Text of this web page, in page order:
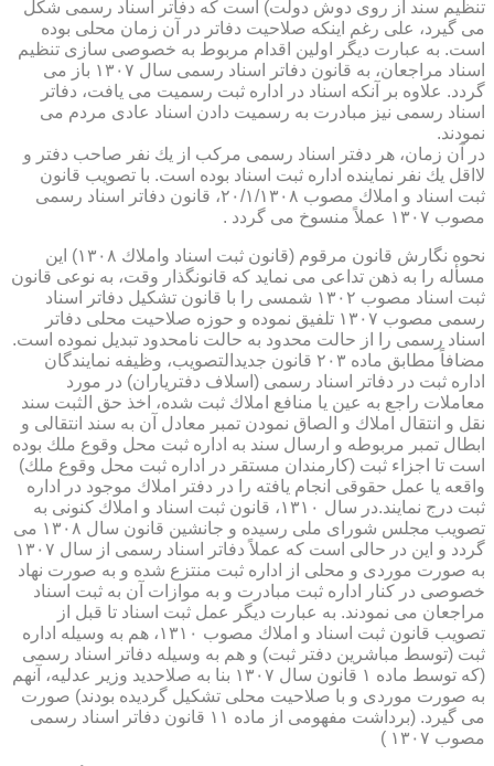
تنظیم سند از روی دوش دولت) است كه دفاتر اسناد رسمی شكل
می گیرد، علی رغم اینكه صلاحیت دفاتر در آن زمان محلی بوده
است. به عبارت دیگر اولین اقدام مربوط به خصوصی سازی تنظیم
اسناد مراجعان، به قانون دفاتر اسناد رسمی سال ۱۳۰۷ باز می
گردد. علاوه بر آنكه اسناد در اداره ثبت رسمیت می یافت، دفاتر
اسناد رسمی نیز مبادرت به رسمیت دادن اسناد عادی مردم می
نمودند.
در آن زمان، هر دفتر اسناد رسمی مركب از یك نفر صاحب دفتر و
لااقل یك نفر نماینده اداره ثبت اسناد بوده است. با تصویب قانون
ثبت اسناد و املاك مصوب ۲۰/۱/۱۳۰۸، قانون دفاتر اسناد رسمی
مصوب ۱۳۰۷ عملاً منسوخ می گردد .
نحوه نگارش قانون مرقوم (قانون ثبت اسناد واملاك ۱۳۰۸) این
مسأله را به ذهن تداعی می نماید كه قانونگذار وقت، به نوعی قانون
ثبت اسناد مصوب ۱۳۰۲ شمسی را با قانون تشكیل دفاتر اسناد
رسمی مصوب ۱۳۰۷ تلفیق نموده و حوزه صلاحیت محلی دفاتر
اسناد رسمی را از حالت محدود به حالت نامحدود تبدیل نموده است.
مضافاً مطابق ماده ۲۰۳ قانون جدیدالتصویب، وظیفه نمایندگان
اداره ثبت در دفاتر اسناد رسمی (اسلاف دفتریاران) در مورد
معاملات راجع به عین یا منافع املاك ثبت شده، اخذ حق الثبت سند
نقل و انتقال املاك و الصاق نمودن تمبر معادل آن به سند انتقالی و
ابطال تمبر مربوطه و ارسال سند به اداره ثبت محل وقوع ملك بوده
است تا اجزاء ثبت (كارمندان مستقر در اداره ثبت محل وقوع ملك)
واقعه یا عمل حقوقی انجام یافته را در دفتر املاك موجود در اداره
ثبت درج نمایند.در سال ۱۳۱۰، قانون ثبت اسناد و املاك كنونی به
تصویب مجلس شورای ملی رسیده و جانشین قانون سال ۱۳۰۸ می
گردد و این در حالی است كه عملاً دفاتر اسناد رسمی از سال ۱۳۰۷
به صورت موردی و محلی از اداره ثبت منتزع شده و به صورت نهاد
خصوصی در كنار اداره ثبت مبادرت و به موازات آن به ثبت اسناد
مراجعان می نمودند. به عبارت دیگر عمل ثبت اسناد تا قبل از
تصویب قانون ثبت اسناد و املاك مصوب ۱۳۱۰، هم به وسیله اداره
ثبت (توسط مباشرین دفتر ثبت) و هم به وسیله دفاتر اسناد رسمی
(كه توسط ماده ۱ قانون سال ۱۳۰۷ بنا به صلاحدید وزیر عدلیه، آنهم
به صورت موردی و با صلاحیت محلی تشكیل گردیده بودند) صورت
می گیرد. (برداشت مفهومی از ماده ۱۱ قانون دفاتر اسناد رسمی
مصوب ۱۳۰۷ )